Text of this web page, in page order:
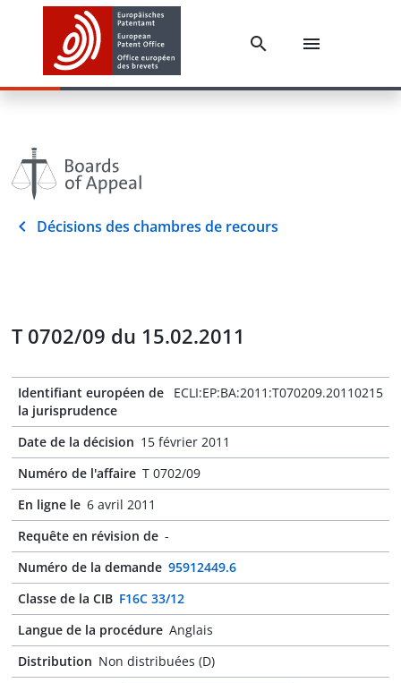
Décisions des chambres de recours
T 0702/09 du 15.02.2011
Identifiant européen de
la jurisprudence
ECLI:EP:BA:2011:T070209.20110215
Date de la décision 15 février 2011
Numéro de l'affaire T 0702/09
En ligne le 6 avril 2011
Requête en révision de -
Numéro de la demande 95912449.6
Classe de la CIB F16C 33/12
Langue de la procédure Anglais
Distribution Non distribuées (D)